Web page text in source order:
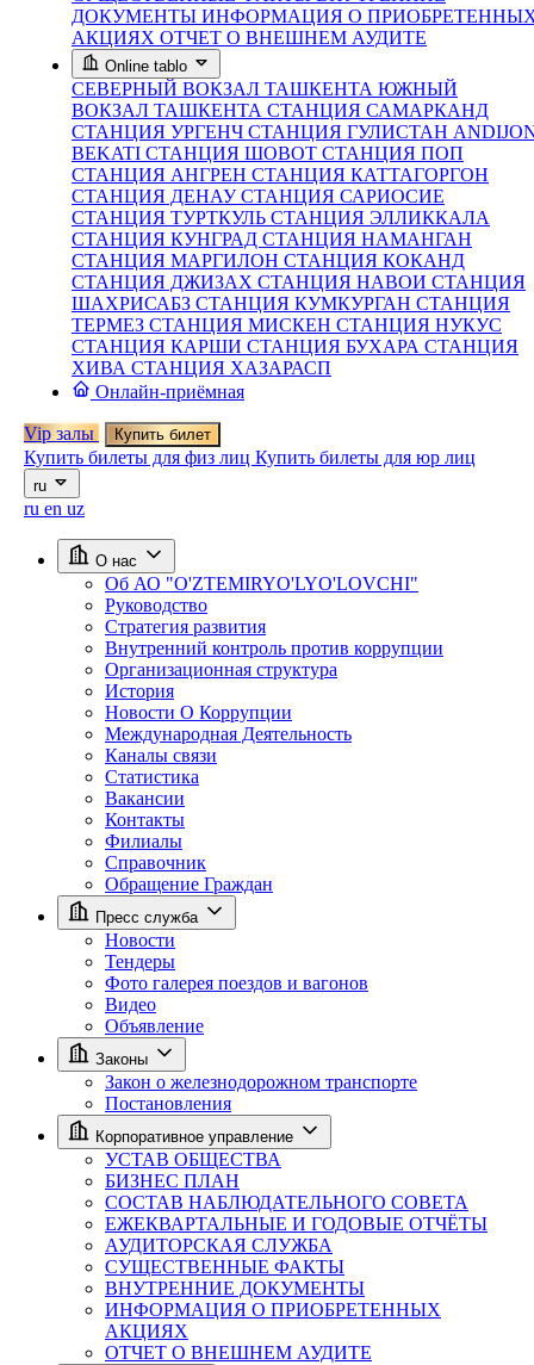
ДОКУМЕНТЫ ИНФОРМАЦИЯ О
АКЦИЯХ ОТЧЕТ О ВНЕШНЕМ АУДИТЕ
Online tablo
СЕВЕРНЫЙ ВОКЗАЛ ТАШКЕНТА ЮЖНЫЙ
ВОКЗАЛ ТАШКЕНТА СТАНЦИЯ САМАРКАНД
СТАНЦИЯ УРГЕНЧ СТАНЦИЯ ГУЛИСТАН
BEKATI СТАНЦИЯ ШОВОТ СТАНЦИЯ ПОП
СТАНЦИЯ АНГРЕН СТАНЦИЯ КАТТАГОРГОН
СТАНЦИЯ ДЕНАУСТАНЦИЯ САРИОСИЕ
СТАНЦИЯ ТУРТКУЛЬ СТАНЦИЯ ЭЛЛИККАЛА
СТАНЦИЯ КУНГРАД СТАНЦИЯ НАМАНГАН
СТАНЦИЯ МАРГИЛОН СТАНЦИЯ КОКАНД
СТАНЦИЯ ДЖИЗАХ СТАНЦИЯ НАВОИ СТАНЦИЯ
ШАХРИСАБЗ СТАНЦИЯ КУМКУРГАН СТАНЦИЯ
ТЕРМЕЗ СТАНЦИЯ МИСКЕН СТАНЦИЯ НУКУС
СТАНЦИЯ КАРШИ СТАНЦИЯ БУХАРА СТАНЦИЯ
ХИВА СТАНЦИЯ ХАЗАРАСП
Онлайн-приёмная
Vip залы Купить билет
Купить билеты для физ лиц Купить билеты для юр лиц
ru
ru en uz
О нас
Об АО "O'ZTEMIRYO'LYO'LOVCHI"
Руководство
Стратегия развития
Внутренний контроль против коррупции
Организационная структура
История
Новости О Коррупции
Международная Деятельность
Каналы связи
Статистика
Вакансии
Контакты
Филиалы
Справочник
Обращение Граждан
Пресс служба
Новости
Тендеры
Фото галерея поездов и вагонов
Видео
Объявление
Законы
Закон о железнодорожном транспорте
Постановления
Корпоративное управление
УСТАВ ОБЩЕСТВА
БИЗНЕС ПЛАН
СОСТАВ НАБЛЮДАТЕЛЬНОГО СОВЕТА
ЕЖЕКВАРТАЛЬНЫЕ И ГОДОВЫЕ ОТЧЁТЫ
АУДИТОРСКАЯ СЛУЖБА
СУЩЕСТВЕННЫЕ ФАКТЫ
ВНУТРЕННИЕ ДОКУМЕНТЫ
ИНФОРМАЦИЯ О ПРИОБРЕТЕННЫХ
АКЦИЯХ
ОТЧЕТ О ВНЕШНЕМ АУДИТЕ